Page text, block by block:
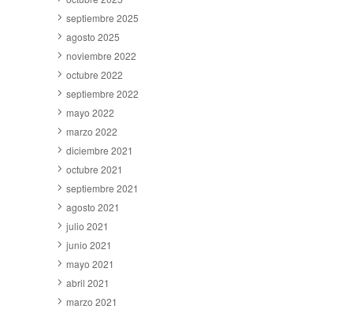
septiembre 2025
agosto 2025
noviembre 2022
octubre 2022
septiembre 2022
mayo 2022
marzo 2022
diciembre 2021
octubre 2021
septiembre 2021
agosto 2021
julio 2021
junio 2021
mayo 2021
abril 2021
marzo 2021